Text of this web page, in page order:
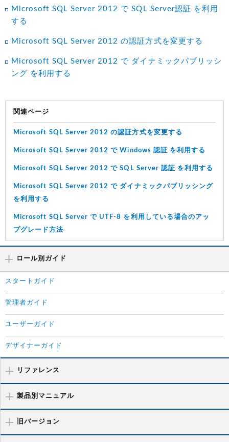
Microsoft SQL Server 2012 で SQL Server認証 を利用
する
Microsoft SQL Server 2012 の認証方式を変更する
Microsoft SQL Server 2012 で ダイナミックパブリッシ
ング を利用する
関連ページ
Microsoft SQL Server 2012 の認証方式を変更する
Microsoft SQL Server 2012 で Windows 認証 を利用する
Microsoft SQL Server 2012 で SQL Server 認証 を利用する
Microsoft SQL Server 2012 で ダイナミックパブリッシング
を利用する
Microsoft SQL Server で UTF-8 を利用している場合のアッ
プグレード方法
ロール別ガイド
スタートガイド
管理者ガイド
ユーザーガイド
デザイナーガイド
リファレンス
製品別マニュアル
旧バージョン